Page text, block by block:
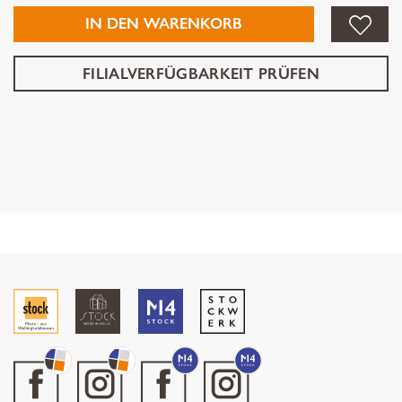
IN DEN WARENKORB
FILIALVERFÜGBARKEIT PRÜFEN